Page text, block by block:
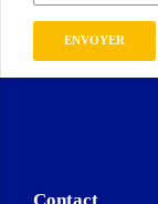
Contact